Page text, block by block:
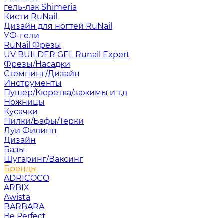
гель-лак Shimeria
Кисти RuNail
Дизайн для ногтей RuNail
УФ-гели
RuNail Фрезы
UV BUILDER GEL Runail Expert
Фрезы/Насадки
Стемпинг/Дизайн
Инструменты
Пушер/Кюретка/зажимы и т.д
Ножницы
Кусачки
Пилки/Бафы/Тёрки
Луи Филипп
Дизайн
Базы
Шугаринг/Ваксинг
Бренды
ADRICOCO
ARBIX
Awista
BARBARA